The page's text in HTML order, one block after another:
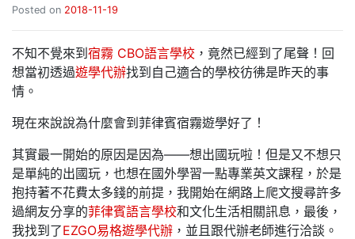
Posted on 2018-11-19
不知不覺來到 宿霧 CBO語言學校 ，竟然已經到了尾聲！回
想當初透過遊學代辦找到自己適合的學校彷彿是昨天的事
情。
現在來說說為什麼會到菲律賓宿霧遊學好了！
其實最一開始的原因是因為——想出國玩啦！但是又不想只
是單純的出國玩，也想在國外學習一點專業英文課程，於是
抱持著不花費太多錢的前提，我開始在網路上爬文搜尋許多
過網友分享的菲律賓語言學校和文化生活相關訊息，最後，
我找到了EZGO易格遊學代辦 ，並且跟代辦老師進行洽談。